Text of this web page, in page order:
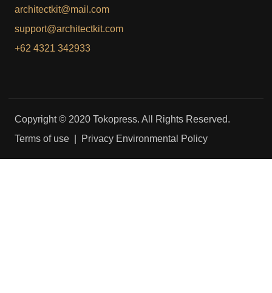
architectkit@mail.com
support@architectkit.com
+62 4321 342933
Copyright © 2020 Tokopress. All Rights Reserved.
Terms of use | Privacy Environmental Policy